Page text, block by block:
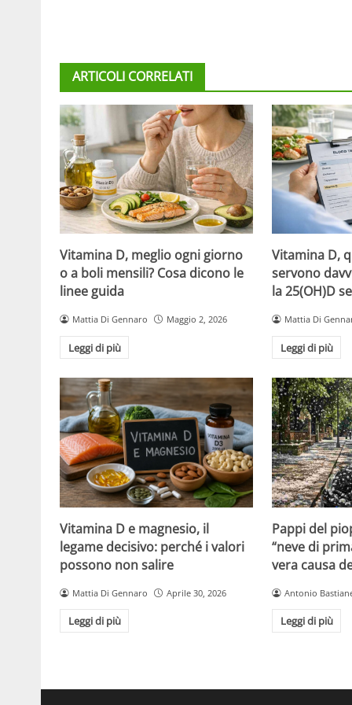
ARTICOLI CORRELATI
Vitamina D, meglio ogni giorno
o a boli mensili? Cosa dicono le
linee guida
Mattia Di Gennaro Maggio 2, 2026
Leggi di più
Vitamina D,
servono
la 25(OH)D
Mattia Di
Leggi di più
Vitamina D e magnesio, il
legame decisivo: perché i valori
possono non salire
Mattia Di Gennaro Aprile 30, 2026
Leggi di più
Pappi del
“neve di
vera causa
Antonio
Leggi di più